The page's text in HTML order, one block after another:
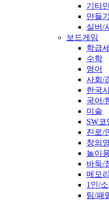
기타
만들
실버/
보드게임
학급
수학
영어
사회/
한국
국어/
미술
SW코
진로/
창의
놀이
바둑/
메모
1인/
팀/패